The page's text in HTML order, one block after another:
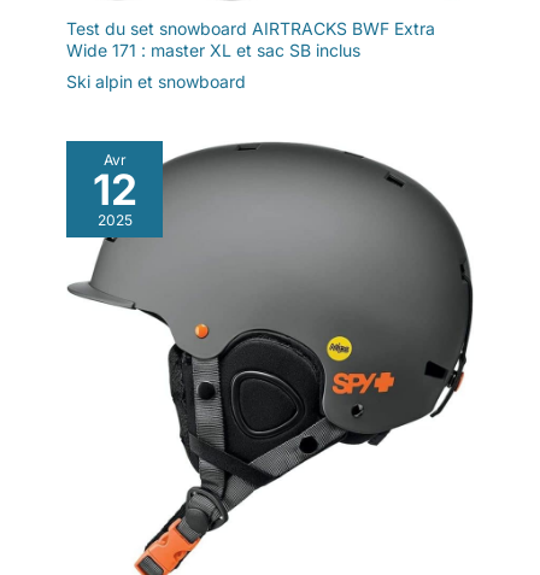
Test du set snowboard AIRTRACKS BWF Extra
Wide 171 : master XL et sac SB inclus
Ski alpin et snowboard
Avr
12
2025